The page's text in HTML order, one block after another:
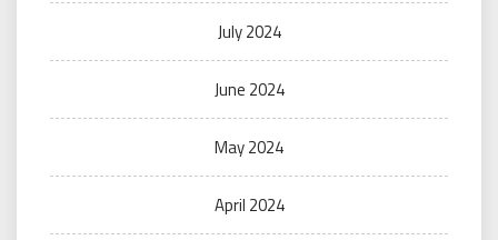
July 2024
June 2024
May 2024
April 2024